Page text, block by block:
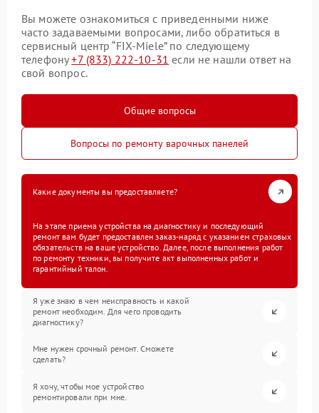
Вы можете ознакомиться с приведенными ниже
часто задаваемыми вопросами, либо обратиться в
сервисный центр “FIX-Miele” по следующему
телефону+7 (833) 222-10-31 если не нашли ответ на
свой вопрос.
Общие вопросы
Вопросы по ремонту варочных панелей
Какие документы вы предоставляете?
На этапе приема устройства на диагностику и последующий
ремонт вам будет предоставлен заказ-наряд с указанием страховых
обязательств на ваше устройство. Далее, после выполнения работ
по ремонту техники, вы получите акт выполненных работ и
гарантийный талон.
Я уже знаю в чем неисправность и какой
ремонт необходим. Для чего проводить
диагностику?
Мне нужен срочный ремонт. Сможете
сделать?
Я хочу, чтобы мое устройство
ремонтировали при мне.